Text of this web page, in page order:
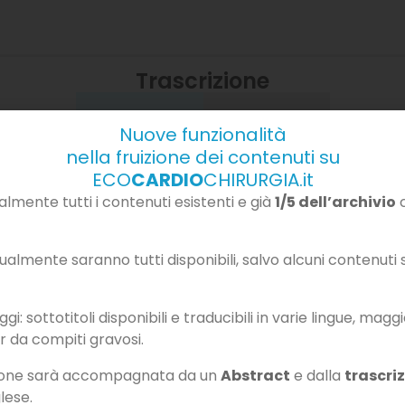
Trascrizione
dell’adulto(00:00:00)
e del minimaster per questo splendido progetto. In
Per quanto semplici come anatomia e fisiopatologia, le
congenita adulta
montante della cardiologia. Con il miglioramento delle
iniziato a sopravvivere fino all’età adulta, e ora stanno
clinico(00:00:37)
Nuove funzionalità
nella fruizione dei contenuti su
ECOCARDIOCHIRURGIA.it
tutti i contenuti esistenti e già 1/5 dell’archivio
saranno tutti disponibili, salvo alcuni contenuti
sottotitoli disponibili e traducibili in varie lingue,
da compiti gravosi.
sarà accompagnata da un Abstract e dalla